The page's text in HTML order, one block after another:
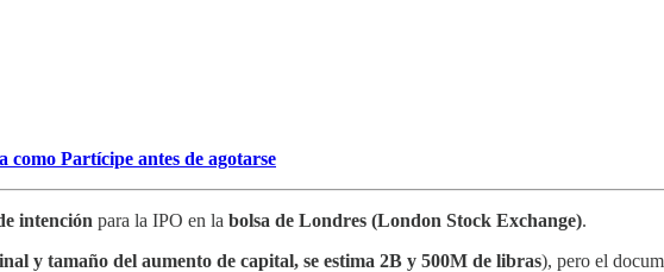
Partícipe antes de agotarse
intención para la IPO en la bolsa de Londres (London Stock Exchange).
y tamaño del aumento de capital, se estima 2B y 500M de libras), pero el